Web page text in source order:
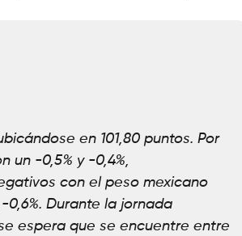
en 101,80 puntos. Por
un -0,5% y -0,4%,
con el peso mexicano
0,6%. Durante la jornada
espera que se encuentre entre